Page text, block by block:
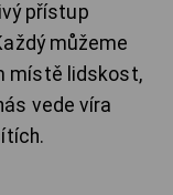
přístup
můžeme
místě lidskost,
vede víra